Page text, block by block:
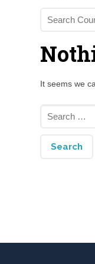
It seems we